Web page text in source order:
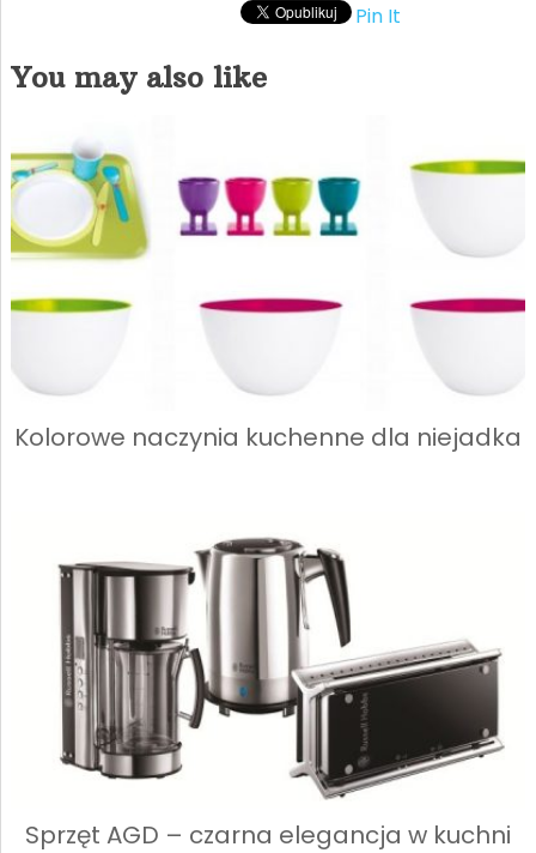
Pin It
You may also like
Kolorowe naczynia kuchenne dla niejadka
Sprzęt AGD – czarna elegancja w kuchni